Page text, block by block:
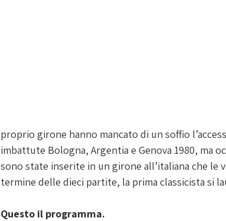
proprio girone hanno mancato di un soffio
imbattute Bologna, Argentia e Genova 1980, ma
sono state inserite in un girone all’italiana che le
termine delle dieci partite, la prima classicista si
Questo il programma.